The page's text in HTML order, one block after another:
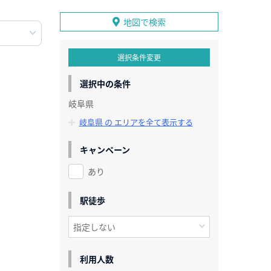
地図で検索
選択条件変更
選択中の条件
岐阜県
岐阜県 の エリアを全て表示する
キャンペーン
あり
駅徒歩
利用人数